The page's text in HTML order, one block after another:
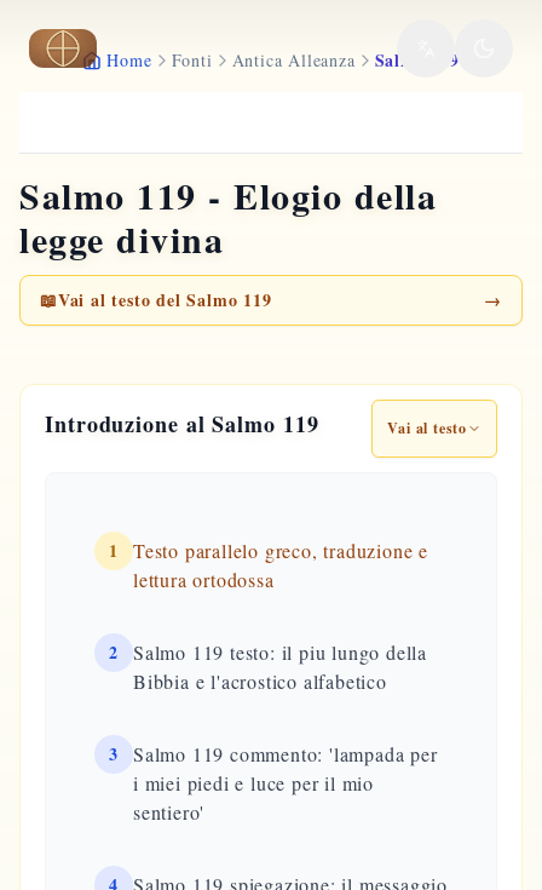
Vai al contenuto principale
Home Fonti Antica Alleanza Salmo 119
Salmo 119 - Elogio della
legge divina
📖Vai al testo del Salmo 119 →
Introduzione al Salmo 119 Vai al testo
1
Testo parallelo greco, traduzione e
lettura ortodossa
2
Salmo 119 testo: il piu lungo della
Bibbia e l'acrostico alfabetico
3
Salmo 119 commento: 'lampada per
i miei piedi e luce per il mio
sentiero'
4
Salmo 119 spiegazione: il messaggio